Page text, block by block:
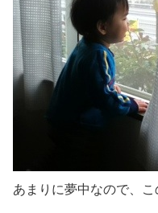
あまりに夢中なので、